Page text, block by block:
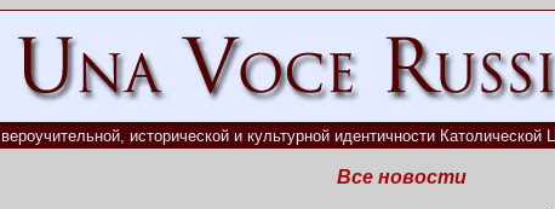
исторической и культурной идентичности Католической
Все новости